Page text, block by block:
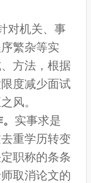
对机关、事
繁杂等实
方法，根据
度减少面试
风。
实事求是
重学历转变
职称的条条
取消论文的